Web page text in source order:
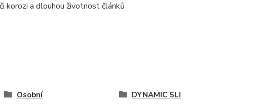
korozi a dlouhou životnost článků
Osobní DYNAMIC SLI